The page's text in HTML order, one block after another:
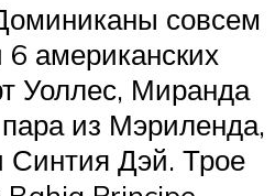
совсем
американских
Уоллес, Миранда
из Мэриленда,
Дэй. Трое